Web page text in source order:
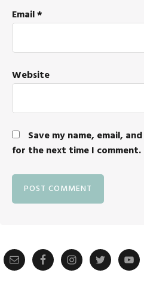
Email*
Website
Save my name, email,
for the next time I comment.
Primary